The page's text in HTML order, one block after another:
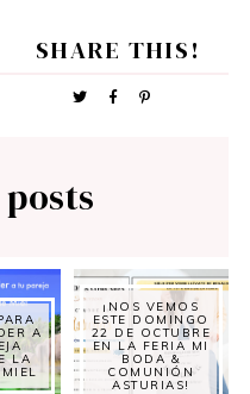
SHARE THIS!
A
LA
¡NOS VEMOS
ESTE DOMINGO
22 DE OCTUBRE
EN LA FERIA MI
BODA &
COMUNIÓN
ASTURIAS!